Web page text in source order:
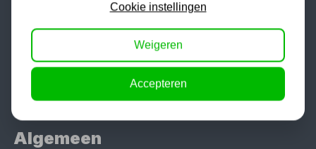
Motorlift
Schaarlift
Algemeen
Cookie instellingen
Weigeren
Accepteren